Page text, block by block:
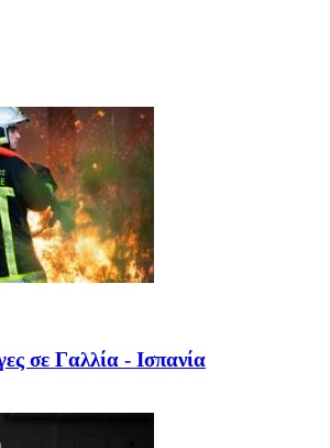
σε Γαλλία - Ισπανία